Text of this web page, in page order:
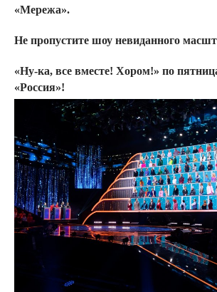
«Мережа».
Не пропустите шоу невиданного
«Ну-ка, все вместе! Хором!» по
«Россия»!